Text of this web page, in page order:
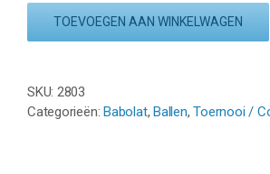
ACADEMY
aantal
TOEVOEGEN AAN WINKELWAGEN
SKU: 2803
Categorieën: Babolat, Ballen,Toernooi /